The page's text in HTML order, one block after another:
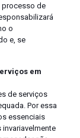
processo de
o
e, se
em
de serviços
Por essa
essenciais